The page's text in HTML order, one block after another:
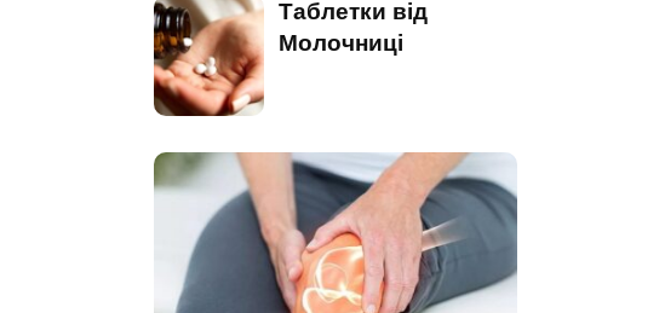
Таблетки від
Молочниці